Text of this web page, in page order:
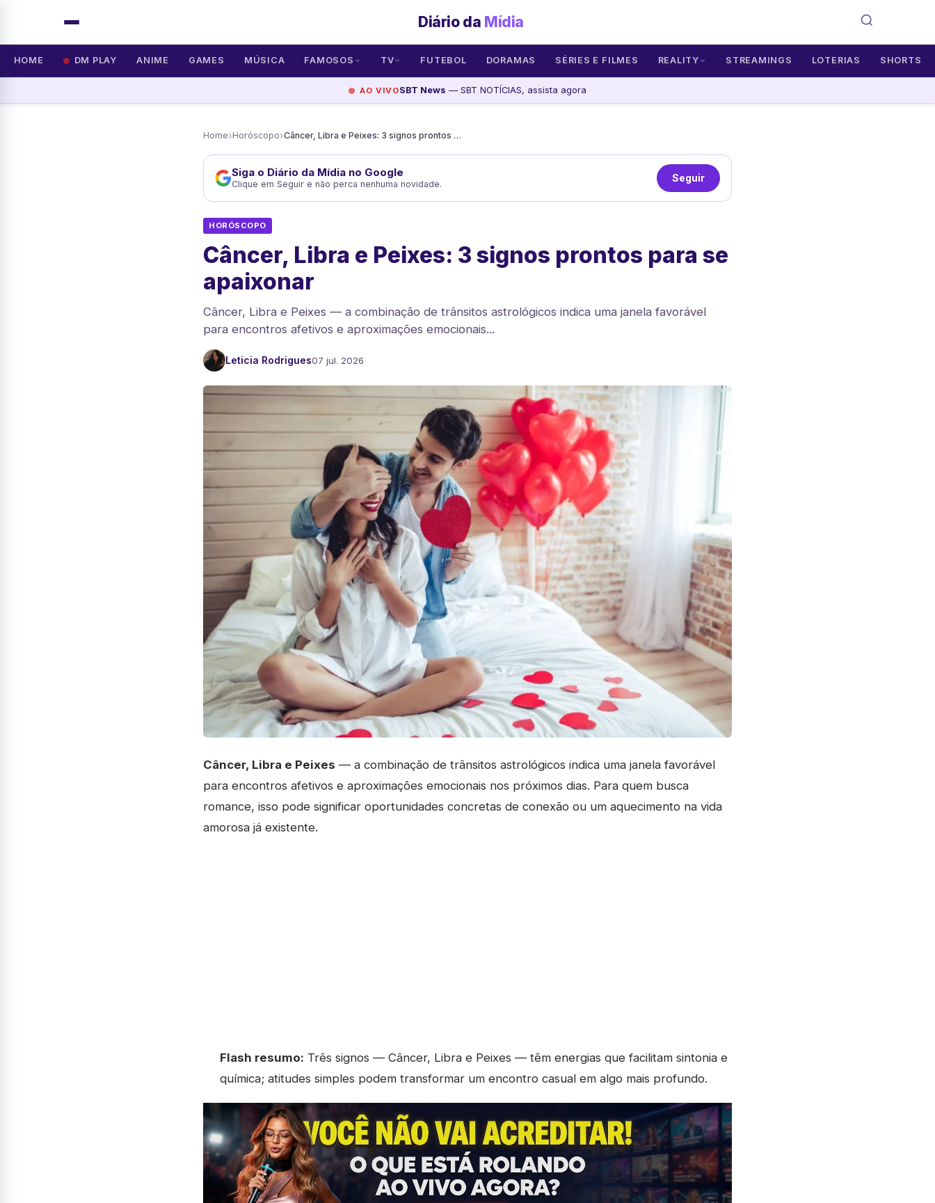
Diário da Mídia
HOME DM PLAY ANIME GAMES MÚSICA FAMOSOS TV FUTEBOL DORAMAS SÉRIES E FILMES REALITY STREAMINGS LOTERIAS SHORTS
AO VIVOSBT News — SBT NOTÍCIAS, assista agora
Home›Horóscopo› Câncer, Libra e Peixes: 3 signos prontos para se apaixonar
Siga o Diário da Mídia no Google
Clique em Seguir e não perca nenhuma novidade.
Seguir
HORÓSCOPO
Câncer, Libra e Peixes: 3 signos prontos para se
apaixonar
Câncer, Libra e Peixes — a combinação de trânsitos astrológicos indica uma janela favorável
para encontros afetivos e aproximações emocionais...
Leticia Rodrigues07 jul. 2026
Câncer, Libra e Peixes — a combinação de trânsitos astrológicos indica uma janela favorável
para encontros afetivos e aproximações emocionais nos próximos dias. Para quem busca
romance, isso pode significar oportunidades concretas de conexão ou um aquecimento na vida
amorosa já existente.
Flash resumo: Três signos — Câncer, Libra e Peixes — têm energias que facilitam sintonia e
química; atitudes simples podem transformar um encontro casual em algo mais profundo.